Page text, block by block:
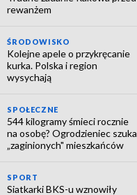
rewanżem
ŚRODOWISKO
Kolejne apele o przykręcanie
kurka. Polska i region
wysychają
SPOŁECZNE
544 kilogramy śmieci rocznie
na osobę? Ogrodzieniec szuka
„zaginionych" mieszkańców
SPORT
Siatkarki BKS-u wznowiły